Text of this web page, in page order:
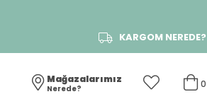
KARGOM NEREDE?
0
Mağazalarımız
Nerede?